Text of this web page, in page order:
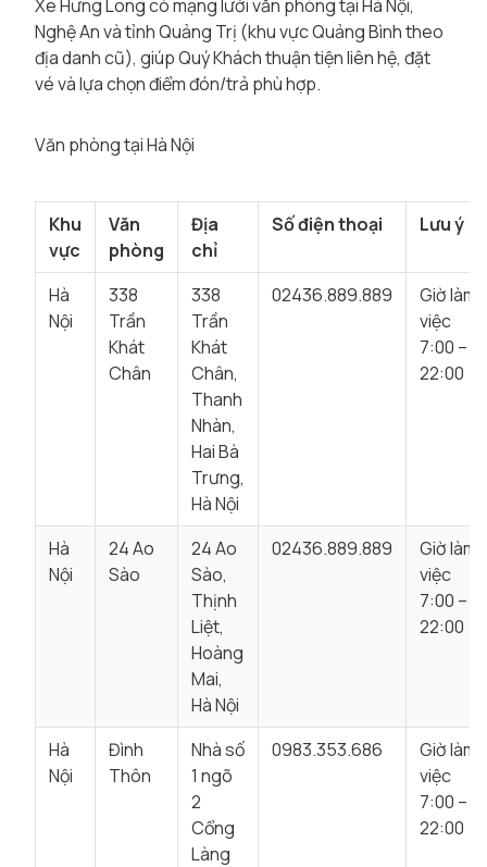
Xe Hưng Long có mạng lưới văn phòng tại Hà Nội,
Nghệ An và tỉnh Quảng Trị (khu vực Quảng Bình theo
địa danh cũ), giúp Quý Khách thuận tiện liên hệ, đặt
vé và lựa chọn điểm đón/trả phù hợp.
Văn phòng tại Hà Nội
Khu
vực
Văn
phòng
Địa
chỉ
Số điện thoại Lưu ý
Hà
Nội
338
Trần
Khát
Chân
338
Trần
Khát
Chân,
Thanh
Nhàn,
Hai Bà
Trưng,
Hà Nội
02436.889.889
Giờ làm
việc
7:00 –
22:00
Hà
Nội
24 Ao
Sào
24 Ao
Sào,
Thịnh
Liệt,
Hoàng
Mai,
Hà Nội
02436.889.889
Giờ làm
việc
7:00 –
22:00
Hà
Nội
Đình
Thôn
Nhà số
1 ngõ
2
Cổng
Làng
0983.353.686
Giờ làm
việc
7:00 –
22:00